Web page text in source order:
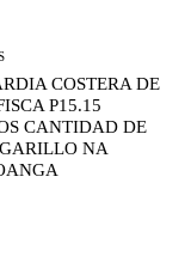
COSTERA DE
P15.15
CANTIDAD DE
NA